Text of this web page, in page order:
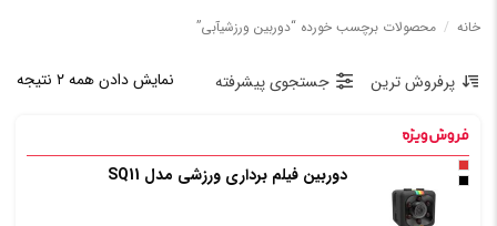
خانه / محصولات برچسب خورده “دوربین ورزشیآبی”
نمایش دادن همه ۲ نتیجه پرفروش ترین جستجوی پیشرفته
دوربین فیلم برداری ورزشی مدل SQ11